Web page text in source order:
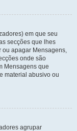
em que seu
secções que lhes
ou apagar Mensagens,
onde são
Mensagens que
material abusivo ou
agrupar